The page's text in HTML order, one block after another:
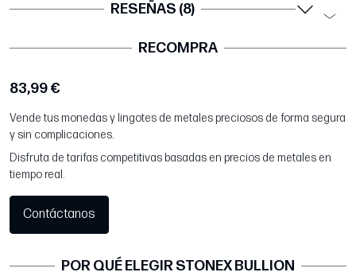
RESEÑAS (8)
RECOMPRA
83,99 €
Vende tus monedas y lingotes de metales preciosos de forma segura
y sin complicaciones.
Disfruta de tarifas competitivas basadas en precios de metales en
tiempo real.
Contáctanos
POR QUÉ ELEGIR STONEX BULLION